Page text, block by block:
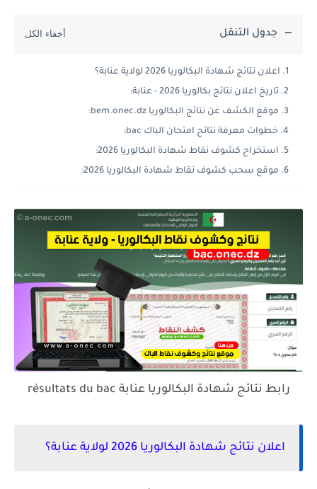
جدول التنقل
اعلان نتائج شهادة البكالوريا 2026 لولاية عنابة؟
تاريخ اعلان نتائج بكالوريا 2026 - عنابة:
موقع الكشف عن نتائج البكالوريا bem.onec.dz:
خطوات معرفة نتائج امتحان الباك bac:
استخراج كشوف نقاط شهادة البكالوريا 2026:
موقع سحب كشوف نقاط شهادة البكالوريا 2026:
رابط نتائج شهادة البكالوريا عنابة résultats du bac
اعلان نتائج شهادة البكالوريا 2026 لولاية عنابة؟